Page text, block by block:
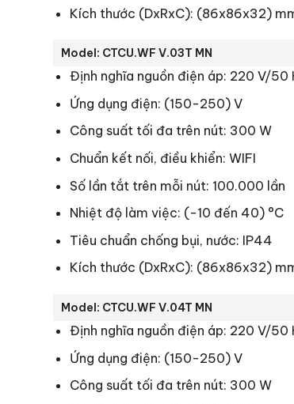
Kích thước (DxRxC): (86x86x32)
Model: CTCU.WF V.03T MN
Định nghĩa nguồn điện áp: 220 V/50
Ứng dụng điện: (150-250) V
Công suất tối đa trên nút: 300 W
Chuẩn kết nối, điều khiển: WIFI
Số lần tắt trên mỗi nút: 100.000 lần
Nhiệt độ làm việc: (-10 đến 40) °C
Tiêu chuẩn chống bụi, nước: IP44
Kích thước (DxRxC): (86x86x32)
Model: CTCU.WF V.04T MN
Định nghĩa nguồn điện áp: 220 V/50
Ứng dụng điện: (150-250) V
Công suất tối đa trên nút: 300 W